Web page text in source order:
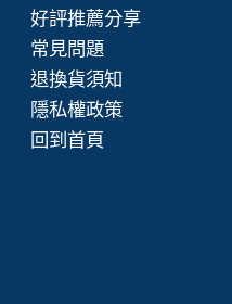
好評推薦分享
常見問題
退換貨須知
隱私權政策
回到首頁